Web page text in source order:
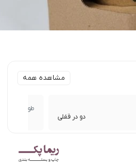
مشاهده همه
دو در قفلی
طول :